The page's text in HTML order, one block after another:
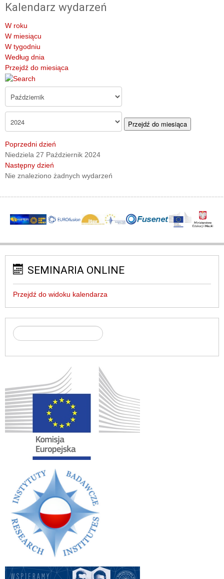
Kalendarz wydarzeń
W roku
W miesiącu
W tygodniu
Według dnia
Przejdź do miesiąca
Przejdź do miesiąca
Poprzedni dzień
Niedziela 27 Październik 2024
Następny dzień
Nie znaleziono żadnych wydarzeń
SEMINARIA ONLINE
Przejdź do widoku kalendarza